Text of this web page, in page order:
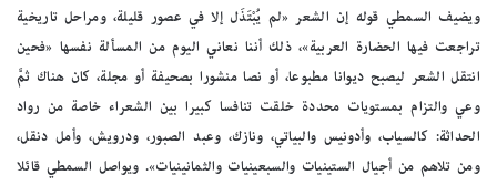
ويضيف السمطي قوله إن الشعر «لم يُبْتَذَل إلا في عصور قليلة، ومراحل تاريخية
تراجعت فيها الحضارة العربية»، ذلك أننا نعاني اليوم من المسألة نفسها «فحين
انتقل الشعر ليصبح ديوانا مطبوعا، أو نصا منشورا بصحيفة أو مجلة، كان هناك ثمَّ
وعي والتزام بمستويات محددة خلقت تنافسا كبيرا بين الشعراء خاصة من رواد
الحداثة: كالسياب، وأدونيس والبياتي، ونازك، وعبد الصبور، ودرويش، وأمل دنقل،
ومن تلاهم من أجيال الستينيات والسبعينيات والثمانينيات». ويواصل السمطي قائلا